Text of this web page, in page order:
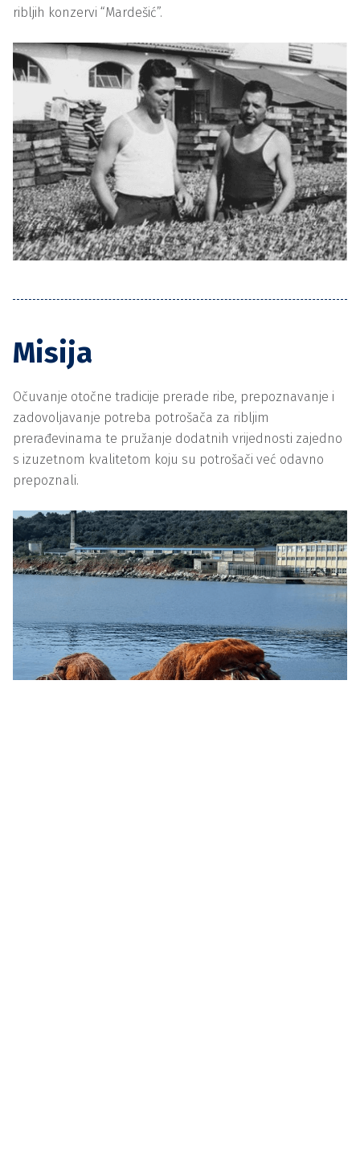
ribljih konzervi “Mardešić”.
Misija
Očuvanje otočne tradicije prerade ribe, prepoznavanje i
zadovoljavanje potreba potrošača za ribljim
prerađevinama te pružanje dodatnih vrijednosti zajedno
s izuzetnom kvalitetom koju su potrošači već odavno
prepoznali.